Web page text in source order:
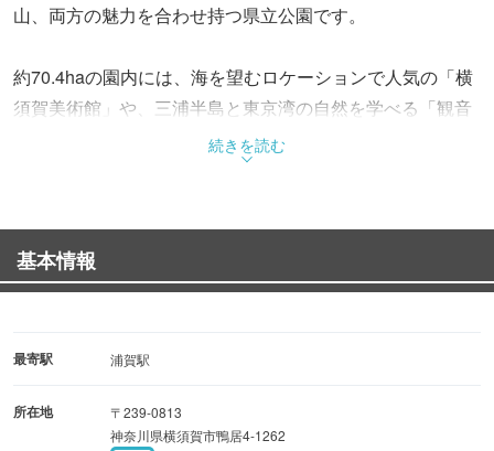
山、両方の魅力を合わせ持つ県立公園です。
約70.4haの園内には、海を望むロケーションで人気の「横
須賀美術館」や、三浦半島と東京湾の自然を学べる「観音
崎自然博物館」も併設。個性的な遊具を取りそろえた「う
みの子とりで」や、ローラー滑り台などを備える「アスレ
過ごすことができます。
また、公園に隣接する海辺では磯遊びや釣り、海水浴など
所のバーベキュー場（BEACH⇔PARK LIVING：要予約・
ながらBBQを楽しめます。
続きを読む
基本情報
最寄駅 浦賀駅
所在地
〒239-0813
神奈川県横須賀市鴨居4-1262